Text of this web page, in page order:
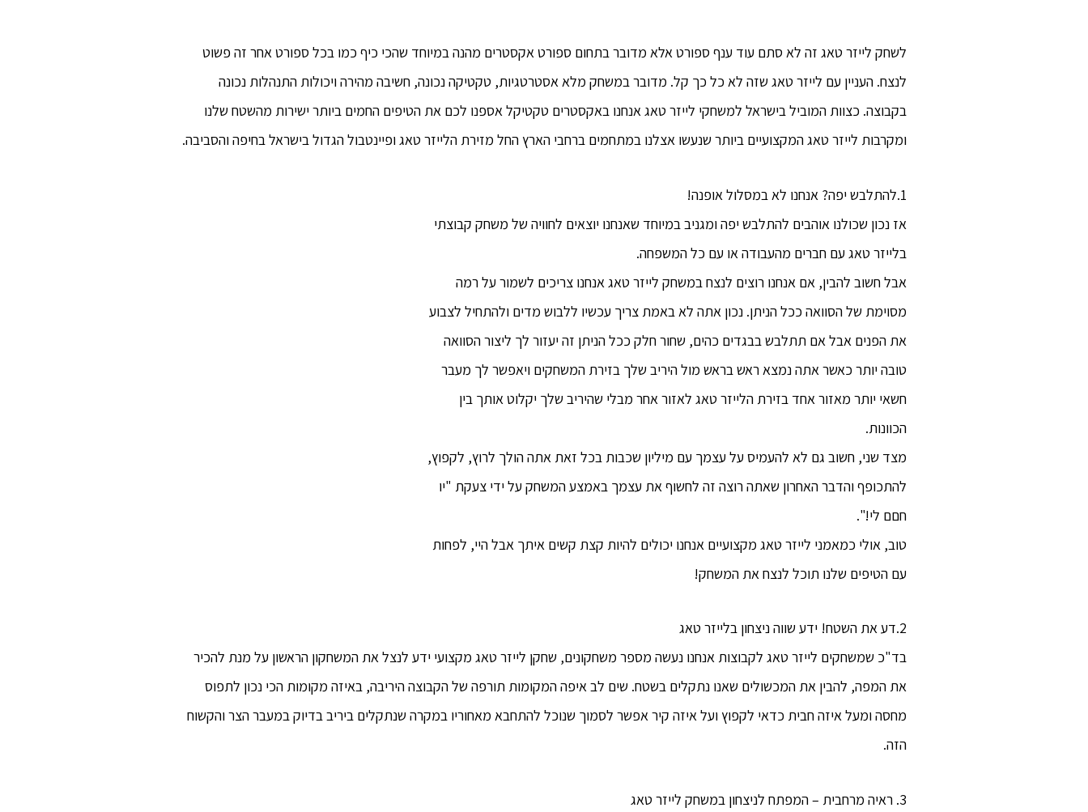
לשחק לייזר טאג זה לא סתם עוד ענף ספורט אלא מדובר בתחום ספורט אקסטרים מהנה במיוחד שהכי כיף כמו בכל ספורט אחר זה פשוט
לנצח. העניין עם לייזר טאג שזה לא כל כך קל. מדובר במשחק מלא אסטרטגיות, טקטיקה נכונה, חשיבה מהירה ויכולות התנהלות נכונה
בקבוצה. כצוות המוביל בישראל למשחקי לייזר טאג אנחנו באקסטרים טקטיקל אספנו לכם את הטיפים החמים ביותר ישירות מהשטח שלנו
ומקרבות לייזר טאג המקצועיים ביותר שנעשו אצלנו במתחמים ברחבי הארץ החל מזירת הלייזר טאג ופיינטבול הגדול בישראל בחיפה והסביבה.
1.להתלבש יפה? אנחנו לא במסלול אופנה!
אז נכון שכולנו אוהבים להתלבש יפה ומגניב במיוחד שאנחנו יוצאים לחוויה של משחק קבוצתי
בלייזר טאג עם חברים מהעבודה או עם כל המשפחה.
אבל חשוב להבין, אם אנחנו רוצים לנצח במשחק לייזר טאג אנחנו צריכים לשמור על רמה
מסוימת של הסוואה ככל הניתן. נכון אתה לא באמת צריך עכשיו ללבוש מדים ולהתחיל לצבוע
את הפנים אבל אם תתלבש בבגדים כהים, שחור חלק ככל הניתן זה יעזור לך ליצור הסוואה
טובה יותר כאשר אתה נמצא ראש בראש מול היריב שלך בזירת המשחקים ויאפשר לך מעבר
חשאי יותר מאזור אחד בזירת הלייזר טאג לאזור אחר מבלי שהיריב שלך יקלוט אותך בין
הכוונות.
מצד שני, חשוב גם לא להעמיס על עצמך עם מיליון שכבות בכל זאת אתה הולך לרוץ, לקפוץ,
להתכופף והדבר האחרון שאתה רוצה זה לחשוף את עצמך באמצע המשחק על ידי צעקת "יו
חםם לי!".
טוב, אולי כמאמני לייזר טאג מקצועיים אנחנו יכולים להיות קצת קשים איתך אבל היי, לפחות
עם הטיפים שלנו תוכל לנצח את המשחק!
2.דע את השטח! ידע שווה ניצחון בלייזר טאג
בד"כ שמשחקים לייזר טאג לקבוצות אנחנו נעשה מספר משחקונים, שחקן לייזר טאג מקצועי ידע לנצל את המשחקון הראשון על מנת להכיר
את המפה, להבין את המכשולים שאנו נתקלים בשטח. שים לב איפה המקומות תורפה של הקבוצה היריבה, באיזה מקומות הכי נכון לתפוס
מחסה ומעל איזה חבית כדאי לקפוץ ועל איזה קיר אפשר לסמוך שנוכל להתחבא מאחוריו במקרה שנתקלים ביריב בדיוק במעבר הצר והקשוח
הזה.
3. ראיה מרחבית – המפתח לניצחון במשחק לייזר טאג